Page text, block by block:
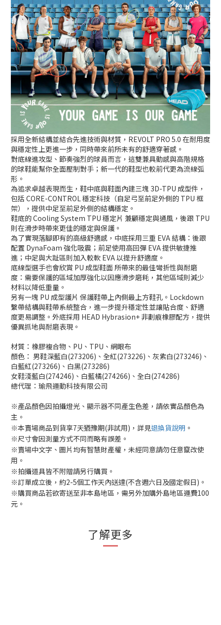
採用全新結構並結合先進技術與材質，REVOLT PRO 5.0 在耐用度
與穩定性上更進一步，同時帶來前所未有的舒適穿著感。
對底線進攻型、節奏強烈的球員而言，這雙兼具動感與高階規格
的球鞋能幫你全面壓制對手； 新一代的鞋型也較前代更為流線弧
形。
為追求卓越表現而生，鞋中底與鞋面內建三塊 3D-TPU 成型件，
包括 CORE-CONTROL 穩定科技（自足弓至前足外側的 TPU 框
架）
，提供中足至前足外側的結構穩定。
鞋底的 Cooling System TPU 穩定片 兼顧穩定與通風，後跟 TPU
則在滑步時帶來更佳的穩定與保護。
為了實現落腳即有的高級舒適感，中底採用三重 EVA 結構：後跟
配置 DynaFoam 強化吸震； 前足使用高回彈 EVA 提供敏捷推
進；中足與大趾區則加入較軟 EVA 以提升舒適度。
底線型選手也會欣賞 PU 成型鞋面 所帶來的最佳彎折性與耐磨
度： 需要保護的區域加厚強化以因應滑步磨耗，其他區域則減少
材料以降低重量。
另有一塊 PU 成型護片 保護鞋帶上內側最上方鞋孔。Lockdown
繫帶結構與鞋帶系統整合， 進一步提升穩定性並讓貼合度、舒適
度更易調整。外底採用 HEAD Hybrasion+ 非劃痕橡膠配方，提供
優異抓地與耐磨表現。
材質：橡膠複合物、PU、TPU、網眼布
顏色： 男鞋深藍白(273206)、全紅(273226)、灰紫白(273246)、
白藍紅(273266)、白黑(273286)
女鞋淺藍白(274246)、白藍橘(274266)、全白(274286)
總代理：瑜飛運動科技有限公司
※產品顏色因拍攝燈光、顯示器不同產生色差，請依實品顏色為
主。
※本賣場商品到貨享7天猶豫期(非試用)，詳見退換貨說明 。
※尺寸會因測量方式不同而略有誤差。
※賣場中文字、圖片均有智慧財產權，未經同意請勿任意竄改使
用。
※拍攝道具皆不附贈請另行購買。
※訂單成立後，約2-5個工作天內送達(不含週六日及國定假日)。
※購買商品若欲寄送至非本島地區，需另外加購外島地區運費100
元。
了解更多